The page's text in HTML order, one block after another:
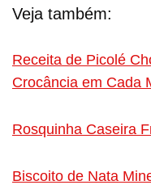
Veja também:
Receita de Picolé
Crocância em Cada
Rosquinha Caseira
Biscoito de Nata